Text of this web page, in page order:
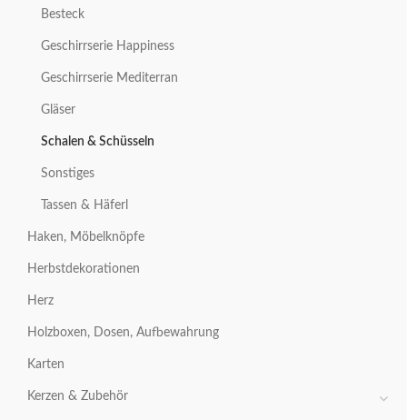
Besteck
Geschirrserie Happiness
Geschirrserie Mediterran
Gläser
Schalen & Schüsseln
Sonstiges
Tassen & Häferl
Haken, Möbelknöpfe
Herbstdekorationen
Herz
Holzboxen, Dosen, Aufbewahrung
Karten
Kerzen & Zubehör